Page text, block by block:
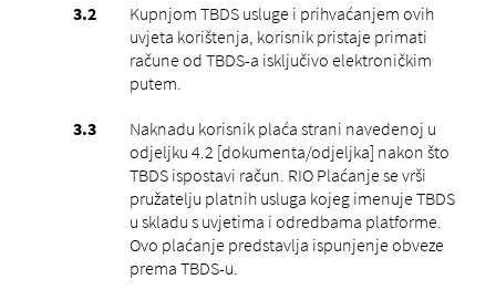
Kupnjom TBDS usluge i prihvaćanjem ovih
uvjeta korištenja, korisnik pristaje primati
račune od TBDS-a isključivo elektroničkim
putem.
Naknadu korisnik plaća strani navedenoj u
odjeljku 4.2 [dokumenta/odjeljka] nakon što
TBDS ispostavi račun. RIO Plaćanje se vrši
pružatelju platnih usluga kojeg imenuje TBDS
u skladu s uvjetima i odredbama platforme.
Ovo plaćanje predstavlja ispunjenje obveze
prema TBDS-u.